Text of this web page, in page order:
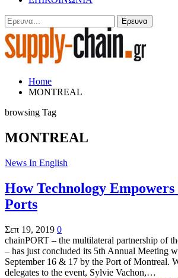
Home
MONTREAL
browsing Tag
MONTREAL
News In English
How Technology
Ports
Σεπ 19, 2019 0
chainPORT – the multilateral partnership of
– has just concluded its 5th Annual Meeting
September 16 & 17 by the Port of Montreal.
delegates to the event, Sylvie Vachon,…